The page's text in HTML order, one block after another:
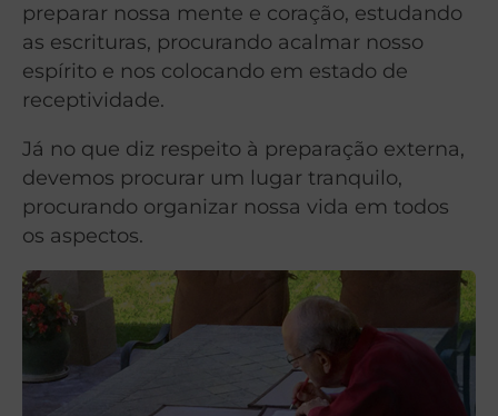
preparar nossa mente e coração, estudando
as escrituras, procurando acalmar nosso
espírito e nos colocando em estado de
receptividade.
Já no que diz respeito à preparação externa,
devemos procurar um lugar tranquilo,
procurando organizar nossa vida em todos
os aspectos.